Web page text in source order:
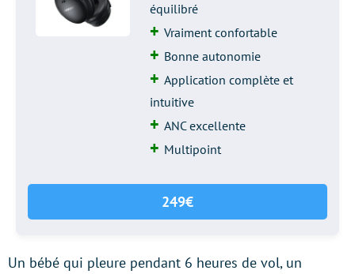
équilibré
Vraiment confortable
Bonne autonomie
Application complète et
intuitive
ANC excellente
Multipoint
249€
Un bébé qui pleure pendant 6 heures de vol, un